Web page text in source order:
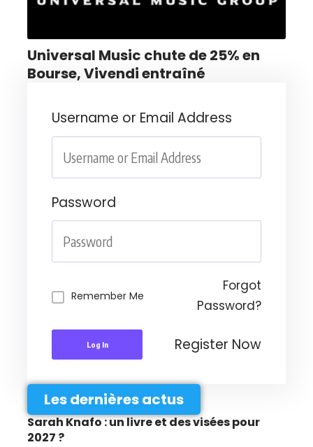
Universal Music chute de 25% en
Bourse, Vivendi entraîné
Username or Email Address
Password
Remember Me
Forgot
Password?
Log In Register Now
Les dernières actus
Sarah Knafo : un livre et des visées pour
2027 ?